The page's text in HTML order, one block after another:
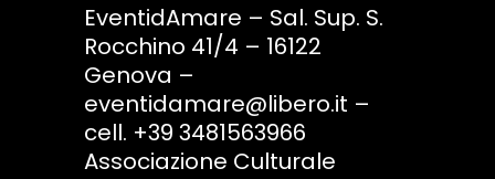
EventidAmare – Sal. Sup. S.
Rocchino 41/4 – 16122
Genova –
eventidamare@libero.it –
cell. +39 3481563966
Associazione Culturale